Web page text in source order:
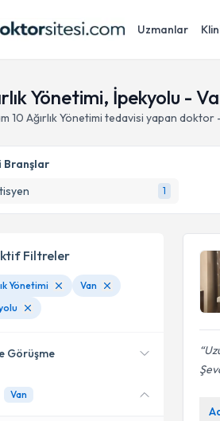
Uzmanlar
Yönetimi, İpekyolu -
10 Ağırlık Yönetimi tedavisi yapan doktor
Branşlar
1
Filtreler
Yönetimi
Van
Görüşme
danışmanlık sunan
Van